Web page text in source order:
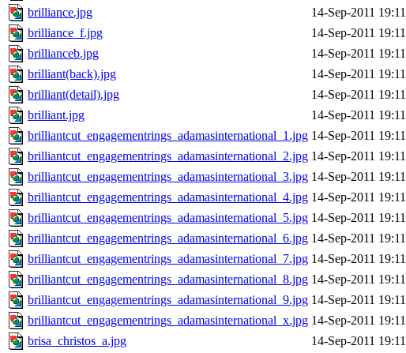
brilliance.jpg
14-Sep-2011 19:11
brilliance_f.jpg
14-Sep-2011 19:11
brillianceb.jpg
14-Sep-2011 19:11
brilliant(back).jpg
14-Sep-2011 19:11
brilliant(detail).jpg
14-Sep-2011 19:11
brilliant.jpg
14-Sep-2011 19:11
brilliantcut_engagementrings_adamasinternational_1.jpg 14-Sep-2011 19:11
brilliantcut_engagementrings_adamasinternational_2.jpg 14-Sep-2011 19:11
brilliantcut_engagementrings_adamasinternational_3.jpg 14-Sep-2011 19:11
brilliantcut_engagementrings_adamasinternational_4.jpg 14-Sep-2011 19:11
brilliantcut_engagementrings_adamasinternational_5.jpg 14-Sep-2011 19:11
brilliantcut_engagementrings_adamasinternational_6.jpg 14-Sep-2011 19:11
brilliantcut_engagementrings_adamasinternational_7.jpg 14-Sep-2011 19:11
brilliantcut_engagementrings_adamasinternational_8.jpg 14-Sep-2011 19:11
brilliantcut_engagementrings_adamasinternational_9.jpg 14-Sep-2011 19:11
brilliantcut_engagementrings_adamasinternational_x.jpg 14-Sep-2011 19:11
brisa_christos_a.jpg
14-Sep-2011 19:11